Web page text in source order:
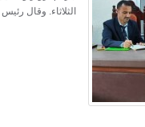
الثلاثاء. وقال